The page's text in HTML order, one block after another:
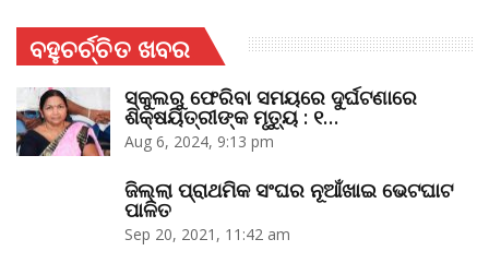
ବହୁଚର୍ଚ୍ଚିତ ଖବର
ସ୍କୁଲରୁ ଫେରିବା ସମୟରେ ଦୁର୍ଘଟଣାରେ
ଶିକ୍ଷୟିତ୍ରୀଙ୍କ ମୃତ୍ୟୁ : ୧…
Aug 6, 2024, 9:13 pm
ଜିଲ୍ଲା ପ୍ରାଥମିକ ସଂଘର ନୂଆଁଖାଇ ଭେଟଘାଟ
ପାଳିତ
Sep 20, 2021, 11:42 am